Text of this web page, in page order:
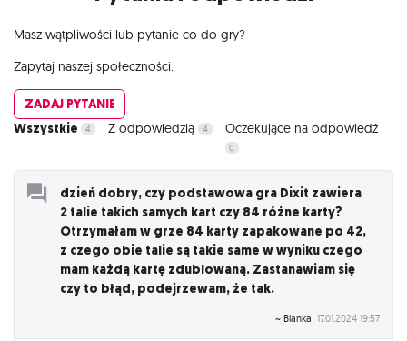
Wszystkie 4 Z odpowiedzią 4 Oczekujące na odpowiedź
0
dzień dobry, czy podstawowa gra Dixit zawiera
2 talie takich samych kart czy 84 różne karty?
Otrzymałam w grze 84 karty zapakowane po 42,
z czego obie talie są takie same w wyniku czego
mam każdą kartę zdublowaną. Zastanawiam się
czy to błąd, podejrzewam, że tak.
~ Blanka 17.01.2024 19:57
Masz wątpliwości lub pytanie co do gry?
Zapytaj naszej społeczności.
ZADAJ PYTANIE